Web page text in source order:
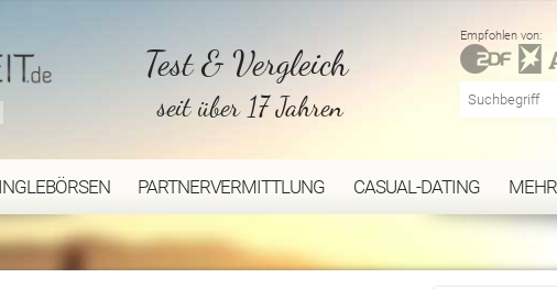
Test & Vergleich
seit über 17 Jahren
Empfohlen von:
PARTNERVERMITTLUNG CASUAL-DATING MEHR